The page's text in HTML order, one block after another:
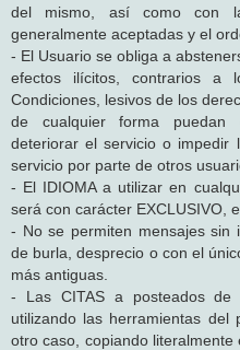
del mismo, así como con
generalmente aceptadas y el
- El Usuario se obliga a
efectos ilícitos, contrarios a
Condiciones, lesivos de los
de cualquier forma puedan
deteriorar el servicio o impedir
servicio por parte de otros
- El IDIOMA a utilizar en
será con carácter EXCLUSIVO, el
- No se permiten mensajes sin
de burla, desprecio o con el
más antiguas.
- Las CITAS a posteados de
utilizando las herramientas
otro caso, copiando